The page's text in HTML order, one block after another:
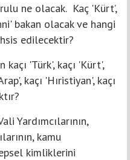
ne olacak. Kaç 'Kürt’,
bakan olacak ve hangi
edilecektir?
'Türk', kaçı 'Kürt',
kaçı 'Hıristiyan', kaçı
Yardımcılarının,
kamu
kimliklerini